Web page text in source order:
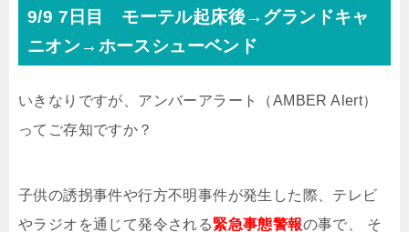
9/9 7日目 モーテル起床後→グランドキャ
ニオン→ホースシューベンド
いきなりですが、アンバーアラート（AMBER Alert）
ってご存知ですか？
子供の誘拐事件や行方不明事件が発生した際、テレビ
やラジオを通じて発令される緊急事態警報の事で、 そ